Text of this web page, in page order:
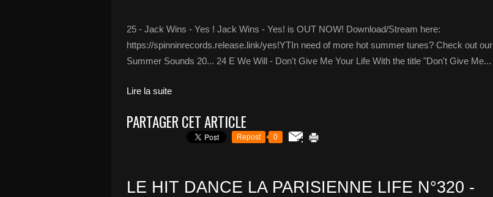
25 - Jack Wins - Yes ! Jack Wins - Yes! is OUT NOW! Download/Stream here:
https://spinninrecords.release.link/yes!YTIn need of more hot summer tunes? Check out our
Summer Sounds 20... 24 E We Will - Don't Give Me Your Life With the title "Don't Give Me...
Lire la suite
PARTAGER CET ARTICLE
Repost 0
LE HIT DANCE LA PARISIENNE LIFE N°320 -